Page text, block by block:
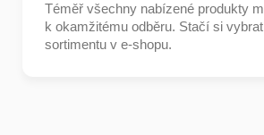
Téměř všechny nabízené produkty
k okamžitému odběru. Stačí si
sortimentu v e-shopu.